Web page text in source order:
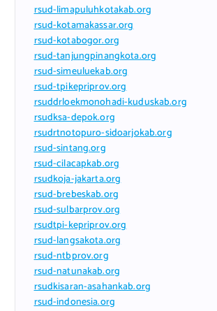
rsud-limapuluhkotakab.org
rsud-kotamakassar.org
rsud-kotabogor.org
rsud-tanjungpinangkota.org
rsud-simeuluekab.org
rsud-tpikepriprov.org
rsuddrloekmonohadi-kuduskab.org
rsudksa-depok.org
rsudrtnotopuro-sidoarjokab.org
rsud-sintang.org
rsud-cilacapkab.org
rsudkoja-jakarta.org
rsud-brebeskab.org
rsud-sulbarprov.org
rsudtpi-kepriprov.org
rsud-langsakota.org
rsud-ntbprov.org
rsud-natunakab.org
rsudkisaran-asahankab.org
rsud-indonesia.org